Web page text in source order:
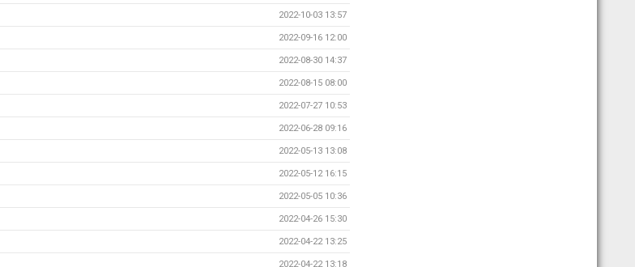
2022-10-03 13:57
2022-09-16 12:00
2022-08-30 14:37
2022-08-15 08:00
2022-07-27 10:53
2022-06-28 09:16
2022-05-13 13:08
2022-05-12 16:15
2022-05-05 10:36
2022-04-26 15:30
2022-04-22 13:25
2022-04-22 13:18